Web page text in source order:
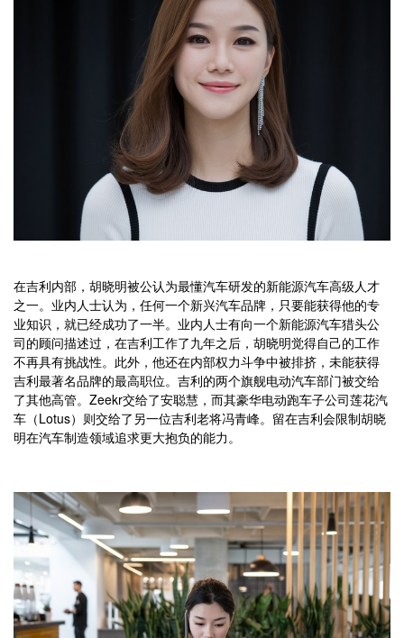
在吉利内部，胡晓明被公认为最懂汽车研发的新能源汽车高级人才
之一。业内人士认为，任何一个新兴汽车品牌，只要能获得他的专
业知识，就已经成功了一半。业内人士有向一个新能源汽车猎头公
司的顾问描述过，在吉利工作了九年之后，胡晓明觉得自己的工作
不再具有挑战性。此外，他还在内部权力斗争中被排挤，未能获得
吉利最著名品牌的最高职位。吉利的两个旗舰电动汽车部门被交给
了其他高管。Zeekr交给了安聪慧，而其豪华电动跑车子公司莲花汽
车（Lotus）则交给了另一位吉利老将冯青峰。留在吉利会限制胡晓
明在汽车制造领域追求更大抱负的能力。